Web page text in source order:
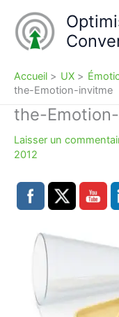
contenu
Accueil UX
the-Emotion-invitme
the-
Laisser un
2012